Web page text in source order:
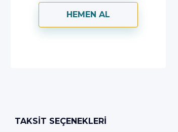
HEMEN AL
TAKSIT SEÇENEKLERI